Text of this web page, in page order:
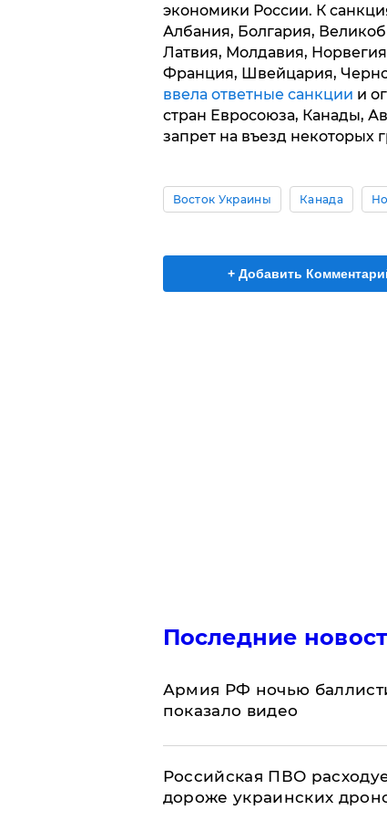
экономики России. К
Албания, Болгария,
Латвия, Молдавия,
Франция, Швейцария,
ввела ответные санкции и
стран Евросоюза, Канады,
запрет на въезд
Восток Украины Канада
+ Добавить
Последние
Армия РФ ночью
показало видео
Российская ПВО
дороже украинских